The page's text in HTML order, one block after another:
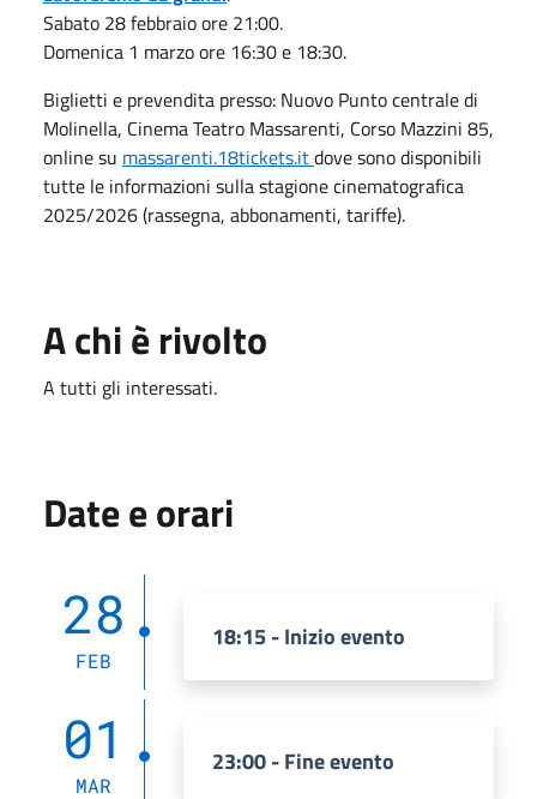
Sabato 28 febbraio ore 21:00.
Domenica 1 marzo ore 16:30 e 18:30.
Biglietti e prevendita presso: ️Nuovo Punto centrale di
Molinella, Cinema Teatro Massarenti, Corso Mazzini 85,
online su massarenti.18tickets.itdove sono disponibili
tutte le informazioni sulla stagione cinematografica
2025/2026 (rassegna, abbonamenti, tariffe).
A chi è rivolto
A tutti gli interessati.
Date e orari
28
FEB
18:15 - Inizio evento
01
MAR
23:00 - Fine evento